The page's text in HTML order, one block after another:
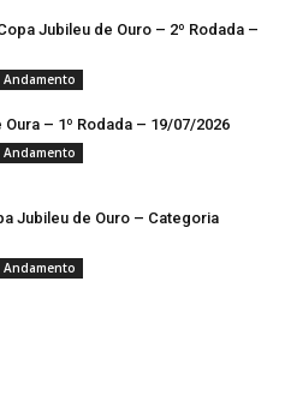
Jubileu de Ouro – 2º Rodada –
Andamento
– 1º Rodada – 19/07/2026
Andamento
Jubileu de Ouro – Categoria
Andamento